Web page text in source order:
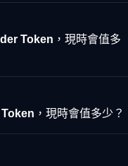
Token，現時會值多
，現時會值多少？